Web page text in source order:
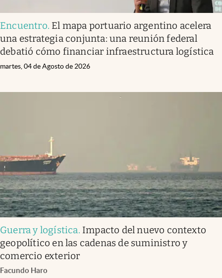
Encuentro. El mapa portuario argentino acelera
una estrategia conjunta: una reunión federal
debatió cómo financiar infraestructura logística
martes, 04 de Agosto de 2026
Guerra y logística. Impacto del nuevo contexto
geopolítico en las cadenas de suministro y
comercio exterior
Facundo Haro